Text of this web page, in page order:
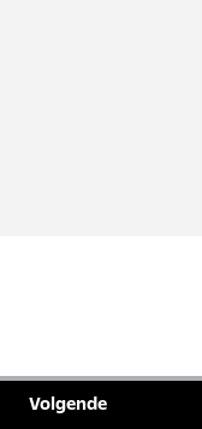
Volgende